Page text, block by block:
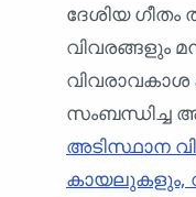
ദേശിയ
വിവരങ്ങളും
സംബന്ധിച്ച
അടിസ്ഥാന
കായലുകളും,